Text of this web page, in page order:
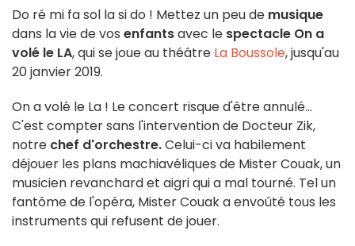
Do ré mi fa sol la si do ! Mettez un peu de musique
dans la vie de vos enfantsavec le spectacle On a
volé le LA, qui se joue au théâtre La Boussole, jusqu'au
20 janvier 2019.
On a volé le La ! Le concert risque d'être annulé...
C'est compter sans l'intervention de Docteur Zik,
notre chef d'orchestre.Celui-ci va habilement
déjouer les plans machiavéliques de Mister Couak, un
musicien revanchard et aigri qui a mal tourné. Tel un
fantôme de l'opéra, Mister Couak a envoûté tous les
instruments qui refusent de jouer.